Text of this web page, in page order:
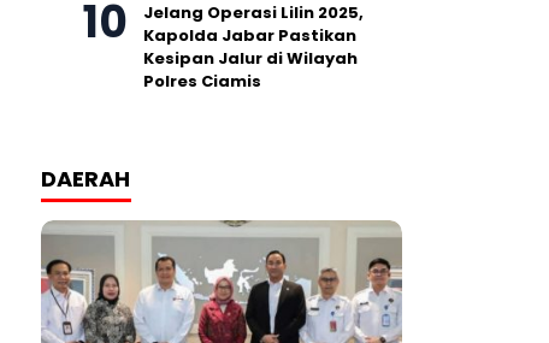
Jelang Operasi Lilin 2025,
Kapolda Jabar Pastikan
Kesipan Jalur di Wilayah
Polres Ciamis
DAERAH